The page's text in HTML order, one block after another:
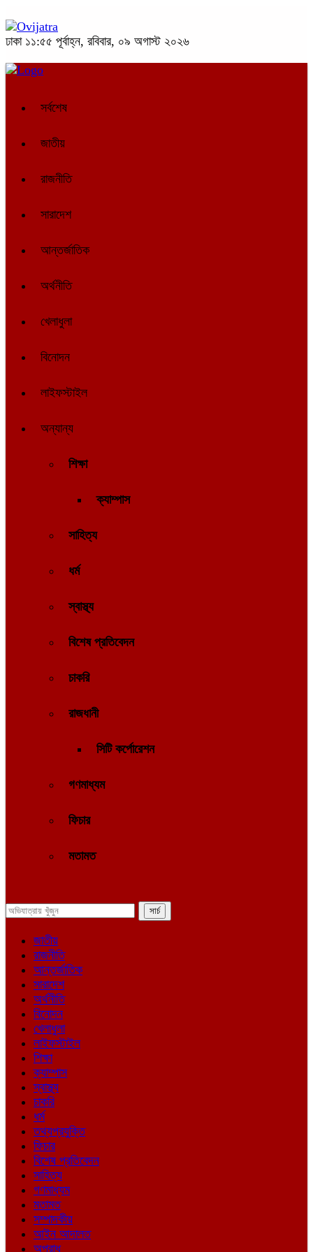
ঢাকা ১১:৫৫ পূর্বাহ্ন, রবিবার, ০৯ অগাস্ট ২০২৬
সর্বশেষ
জাতীয়
রাজনীতি
সারাদেশ
আন্তর্জাতিক
অর্থনীতি
খেলাধুলা
বিনোদন
লাইফস্টাইল
অন্যান্য
শিক্ষা
ক্যাম্পাস
সাহিত্য
ধর্ম
স্বাস্থ্য
বিশেষ প্রতিবেদন
চাকরি
রাজধানী
সিটি কর্পোরেশন
গণমাধ্যম
ফিচার
মতামত
জাতীয়
রাজনীতি
আন্তর্জাতিক
সারাদেশ
অর্থনীতি
বিনোদন
খেলাধুলা
লাইফস্টাইল
শিক্ষা
ক্যাম্পাস
স্বাস্থ্য
চাকরি
ধর্ম
তথ্যপ্রযুক্তি
ফিচার
বিশেষ প্রতিবেদন
সাহিত্য
গণমাধ্যম
মতামত
সম্পাদকীয়
আইন আদালত
অপরাধ